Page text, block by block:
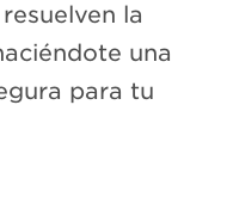
la
una
para tu